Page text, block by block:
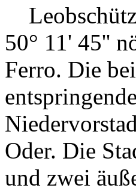
Leobschütz
50° 11' 45''
Ferro. Die
Oder. Die
und zwei